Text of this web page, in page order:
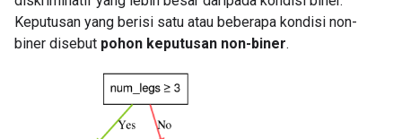
Keputusan yang berisi satu atau beberapa kondisi non-
biner disebut pohon keputusan non-biner.